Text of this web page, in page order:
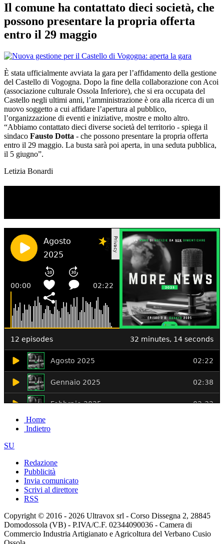
Il comune ha contattato dieci società, che
possono presentare la propria offerta
entro il 29 maggio
È stata ufficialmente avviata la gara per l’affidamento della gestione
del Castello di Vogogna. Dopo la fine della collaborazione con Acoi
(associazione culturale Ossola Inferiore), che si era occupata del
Castello negli ultimi anni, l’amministrazione è ora alla ricerca di un
nuovo soggetto a cui affidare l’apertura al pubblico,
l’organizzazione di eventi e iniziative, mostre e molto altro.
“Abbiamo contattato dieci diverse società del territorio - spiega il
sindaco Fausto Dotta - che possono presentare la propria offerta
entro il 29 maggio. La busta sarà poi aperta, in una seduta pubblica,
il 5 giugno”.
Letizia Bonardi
Home
Indietro
SU
Redazione
Pubblicità
Invia comunicato
Scrivi al direttore
RSS
Copyright © 2016 - 2026 Ultravox srl - Corso Dissegna 2, 28845
Domodossola (VB) - P.IVA/C.F. 02344090036 - Camera di
Commercio Industria Artigianato e Agricoltura del Verbano Cusio